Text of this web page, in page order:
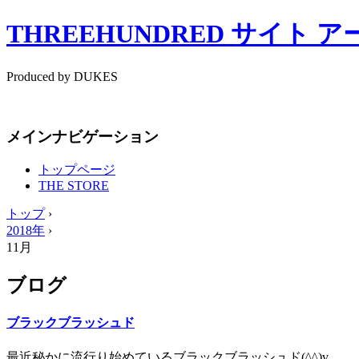
THREEHUNDRED サイト ア
Produced by DUKES
メインナビゲーション
トップページ
THE STORE
トップ›
2018年 ›
11月
ブログ
ブラックブラッシュド